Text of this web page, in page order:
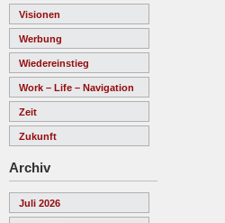
Visionen
Werbung
Wiedereinstieg
Work – Life – Navigation
Zeit
Zukunft
Archiv
Juli 2026